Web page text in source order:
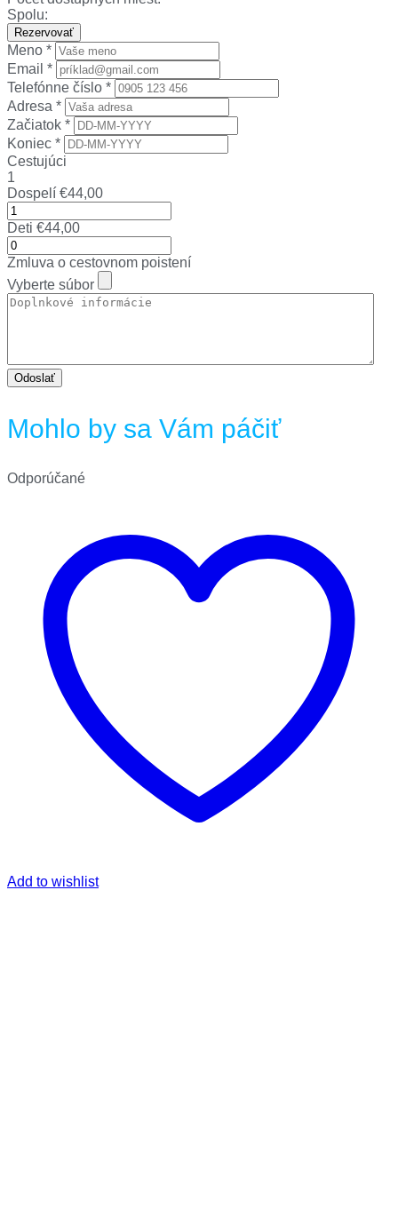
Spolu:
Rezervovať
Meno *
Email *
Telefónne číslo *
Adresa *
Začiatok *
Koniec *
Cestujúci
1
Dospelí €44,00
Deti €44,00
Zmluva o cestovnom poistení
Vyberte súbor
Odoslať
Mohlo by sa Vám páčiť
Odporúčané
Add to wishlist